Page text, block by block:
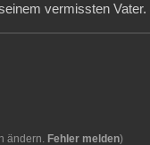
vermissten Vater.
ändern. Fehler melden)